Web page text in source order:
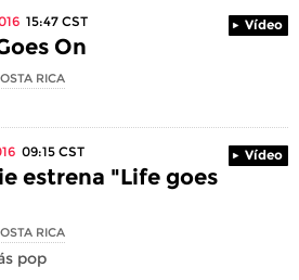
15:47 CST Vídeo
On
RICA
09:15 CST Vídeo
estrena "Life goes
RICA
pop